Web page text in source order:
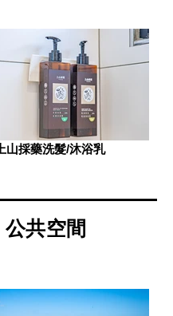
上山採藥洗髮/沐浴乳
公共空間